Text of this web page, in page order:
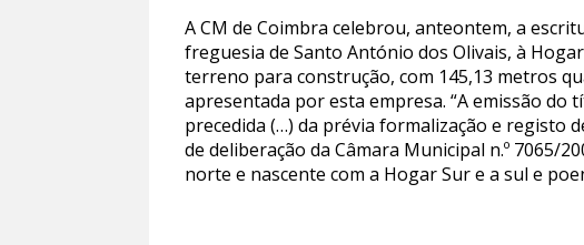
A CM de Coimbra celebrou, anteontem, a
freguesia de Santo António dos Olivais, à
terreno para construção, com 145,13 metros
apresentada por esta empresa. “A emissão
precedida (…) da prévia formalização e registo
de deliberação da Câmara Municipal n.º 7065/
norte e nascente com a Hogar Sur e a sul e